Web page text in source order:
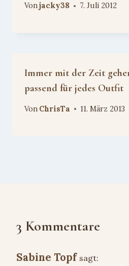
Vonjacky38 7. Juli 2012
Immer mit der Zeit
passend für jedes Outfit
Von ChrisTa 11. März 2013
3 Kommentare
Sabine Topf sagt: